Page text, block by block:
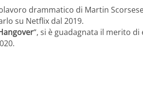
drammatico di Martin
su Netflix dal 2019.
“, si è guadagnata il merito